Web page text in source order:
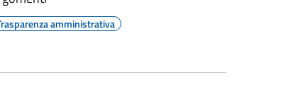
amministrativa